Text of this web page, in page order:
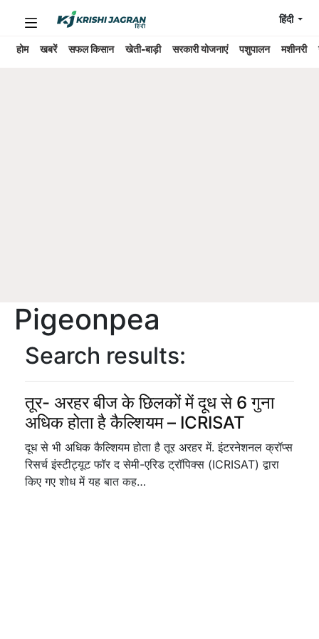
होम खबरें सफल किसान खेती-बाड़ी सरकारी योजनाएं पशुपालन मशीनरी
हिंदी
Pigeonpea
Search results:
तूर- अरहर बीज के छिलकों में दूध से 6 गुना
अधिक होता है कैल्शियम – ICRISAT
दूध से भी अधिक कैल्शियम होता है तूर अरहर में. इंटरनेशनल क्रॉप्स
रिसर्च इंस्टीट्यूट फॉर द सेमी-एरिड ट्रॉपिक्स (ICRISAT) द्वारा
किए गए शोध में यह बात कह…